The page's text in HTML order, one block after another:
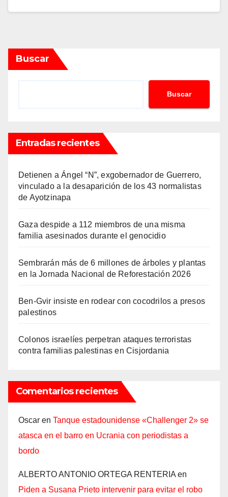
Buscar
Buscar
Entradas recientes
Detienen a Ángel “N”, exgobernador de Guerrero,
vinculado a la desaparición de los 43 normalistas
de Ayotzinapa
Gaza despide a 112 miembros de una misma
familia asesinados durante el genocidio
Sembrarán más de 6 millones de árboles y plantas
en la Jornada Nacional de Reforestación 2026
Ben-Gvir insiste en rodear con cocodrilos a presos
palestinos
Colonos israelíes perpetran ataques terroristas
contra familias palestinas en Cisjordania
Comentarios recientes
Oscar en Tanque estadounidense «Challenger 2» se
atasca en el barro en Ucrania con periodistas a
bordo
ALBERTO ANTONIO ORTEGA RENTERIA en
Piden a Susana Prieto intervenir para evitar el robo